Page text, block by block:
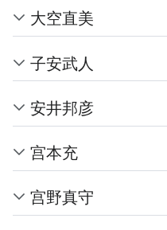
大空直美
子安武人
安井邦彦
宫本充
宫野真守